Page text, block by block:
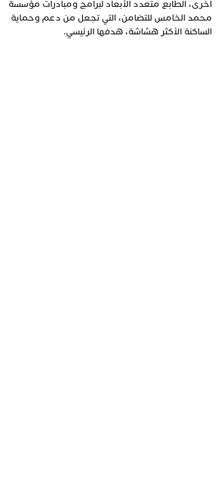
أخرى، الطابع متعدد الأبعاد لبرامج ومبادرات مؤسسة
محمد الخامس للتضامن، التي تجعل من دعم وحماية
الساكنة الأكثر هشاشة، هدفها الرئيسي.